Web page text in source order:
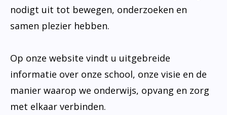
nodigt uit tot bewegen, onderzoeken en
samen plezier hebben.
Op onze website vindt u uitgebreide
informatie over onze school, onze visie en de
manier waarop we onderwijs, opvang en zorg
met elkaar verbinden.